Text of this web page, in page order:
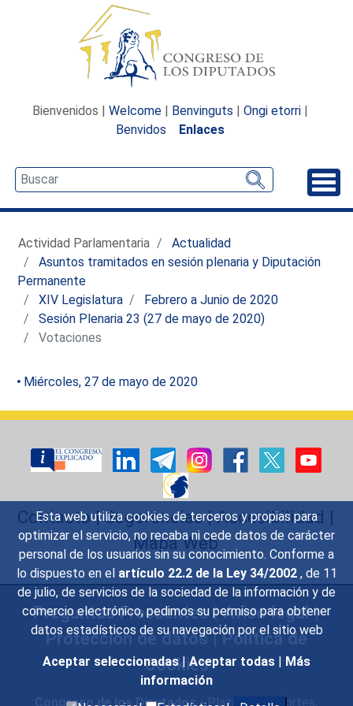
Esta web utiliza cookies de terceros y propias para
optimizar el servicio, no recaba ni cede datos de carácter
personal de los usuarios sin su conocimiento. Conforme a
lo dispuesto en el artículo 22.2 de la Ley 34/2002 , de 11
de julio, de servicios de la sociedad de la información y de
comercio electrónico, pedimos su permiso para obtener
datos estadísticos de su navegación por el sitio web
Aceptar seleccionadas | Aceptar todas | Más
información
Bienvenidos | Welcome | Benvinguts | Ongi etorri |
Benvidos
Enlaces
Actividad Parlamentaria
Actualidad
Asuntos tramitados en sesión plenaria y Diputación
Permanente
XIV Legislatura
Febrero a Junio de 2020
Sesión Plenaria 23 (27 de mayo de 2020)
Votaciones
Miércoles, 27 de mayo de 2020
Contacto|Sugerencias|Accesibilidad |
Mapa Web
Preguntas Frecuentes|Aviso legal|
Protección de datos|Política de
Cookies
Congreso de los Diputados- Plaza de las Cortes,